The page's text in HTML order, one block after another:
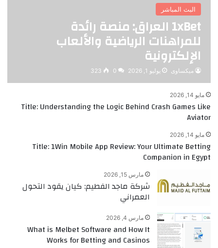
البث المباشر
1xBet العراق: منصة رائدة
للمراهنات الرياضية والألعاب
الإلكترونية
ميكساوى يوليو 1, 2026 0
323
مايو 14, 2026
Title: Understanding the Logic Behind Crash Games Like
Aviator
مايو 14, 2026
Title: 1Win Mobile App Review: Your Ultimate Betting
Companion in Egypt
مارس 15, 2026
شركة ماجد الفطيم: كيان يقود التحول
العمراني
مارس 4, 2026
What is Melbet Software and How It
Works for Betting and Casinos